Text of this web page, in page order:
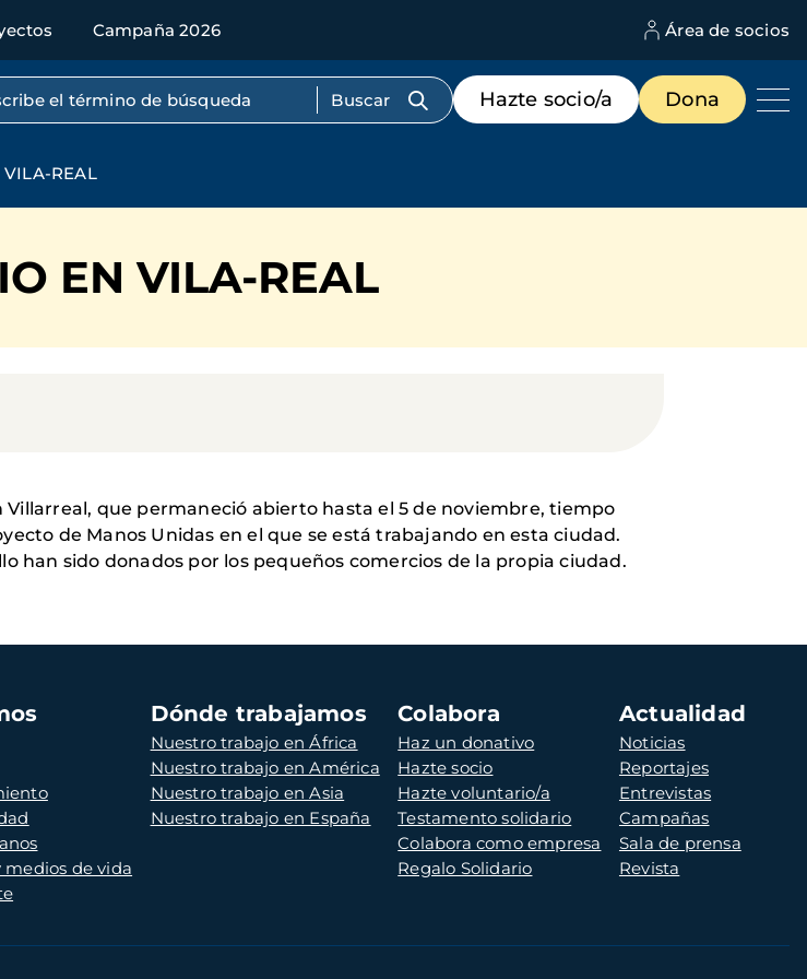
Campaña 2026 Área de socios
por texto completo
Menú
de
destacados
Hazte socio/a Dona
VILA-REAL
EN VILA-REAL
Villarreal, que permaneció abierto hasta el 5 de noviembre, tiempo
de Manos Unidas en el que se está trabajando en esta ciudad.
han sido donados por los pequeños comercios de la propia ciudad.
de vida
Dónde trabajamos
Nuestro trabajo en África
Nuestro trabajo en América
Nuestro trabajo en Asia
Nuestro trabajo en España
Colabora
Haz un donativo
Hazte socio
Hazte voluntario/a
Testamento solidario
Colabora como empresa
Regalo Solidario
Actualidad
Noticias
Reportajes
Entrevistas
Campañas
Sala de prensa
Revista